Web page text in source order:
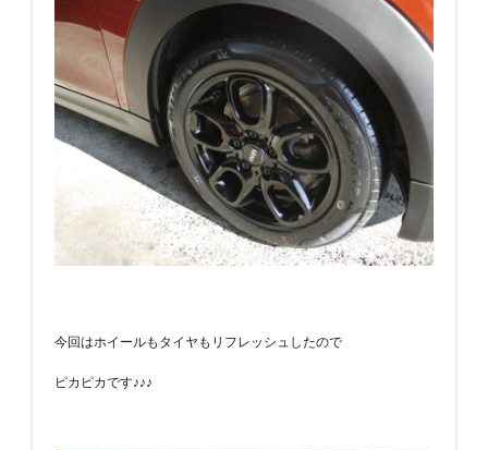
今回はホイールもタイヤもリフレッシュしたので
ピカピカです♪♪♪